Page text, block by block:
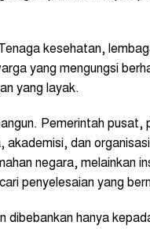
kesehatan,
yang mengungsi
yang layak.
Pemerintah
dan
negara, melainkan
penyelesaian yang
dibebankan hanya